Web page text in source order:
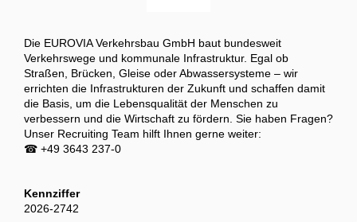
Die EUROVIA Verkehrsbau GmbH baut bundesweit
Verkehrswege und kommunale Infrastruktur. Egal ob
Straßen, Brücken, Gleise oder Abwassersysteme – wir
errichten die Infrastrukturen der Zukunft und schaffen damit
die Basis, um die Lebensqualität der Menschen zu
verbessern und die Wirtschaft zu fördern. Sie haben Fragen?
Unser Recruiting Team hilft Ihnen gerne weiter:
☎ +49 3643 237-0
Kennziffer
2026-2742